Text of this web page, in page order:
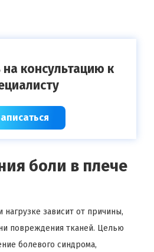
консультацию к
боли в плече
зависит от причины,
повреждения тканей. Целью
болевого синдрома,